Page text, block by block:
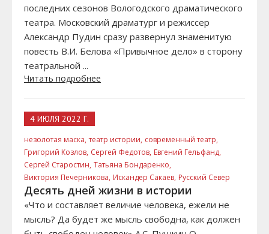
последних сезонов Вологодского драматического
театра. Московский драматург и режиссер
Александр Пудин сразу развернул знаменитую
повесть В.И. Белова «Привычное дело» в сторону
театральной ...
Читать подробнее
4 ИЮЛЯ 2022 Г.
незолотая маска, театр истории, современный театр,
Григорий Козлов, Сергей Федотов, Евгений Гельфанд,
Сергей Старостин, Татьяна Бондаренко,
Виктория Печерникова, Искандер Сакаев, Русский Север
Десять дней жизни в истории
«Что и составляет величие человека, ежели не
мысль? Да будет же мысль свободна, как должен